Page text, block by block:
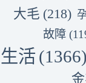
大毛 (218)
故障
生活 (1366)